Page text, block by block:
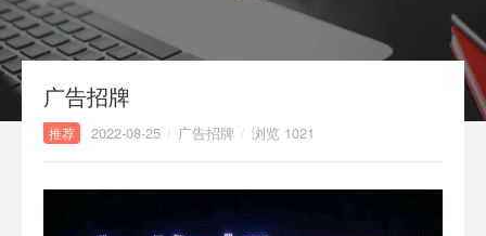
广告招牌
推荐 2022-08-25 / 广告招牌 / 浏览 1021